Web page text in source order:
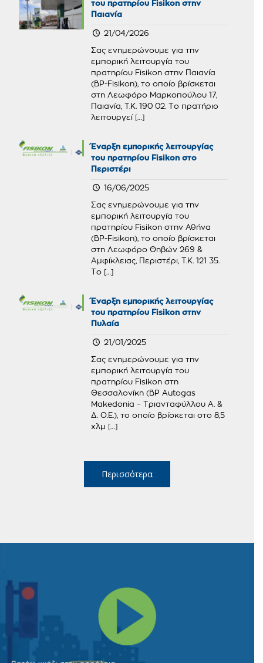
του πρατηρίου Fisikon στην
Παιανία
21/04/2026
Σας ενημερώνουμε για την
εμπορική λειτουργία του
πρατηρίου Fisikon στην Παιανία
(BP-Fisikon), το οποίο βρίσκεται
στη Λεωφόρο Μαρκοπούλου 17,
Παιανία, Τ.Κ. 190 02. Το πρατήριο
λειτουργεί […]
Έναρξη εμπορικής λειτουργίας
του πρατηρίου Fisikon στο
Περιστέρι
16/06/2025
Σας ενημερώνουμε για την
εμπορική λειτουργία του
πρατηρίου Fisikon στην Αθήνα
(BP-Fisikon), το οποίο βρίσκεται
στη Λεωφόρο Θηβών 269 &
Αμφίκλειας, Περιστέρι, Τ.Κ. 121 35.
Το […]
Έναρξη εμπορικής λειτουργίας
του πρατηρίου Fisikon στην
Πυλαία
21/01/2025
Σας ενημερώνουμε για την
εμπορική λειτουργία του
πρατηρίου Fisikon στη
Θεσσαλονίκη (BP Autogas
Makedonia – Τριανταφύλλου Α. &
Δ. Ο.Ε.), το οποίο βρίσκεται στο 8,5
χλμ […]
Περισσότερα